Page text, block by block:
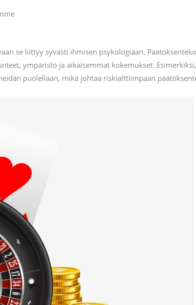
se liittyy syvästi ihmisen psykologiaan.
ympäristö ja aikaisemmat kokemukset.
puolellaan, mikä johtaa riskialttiimpaan